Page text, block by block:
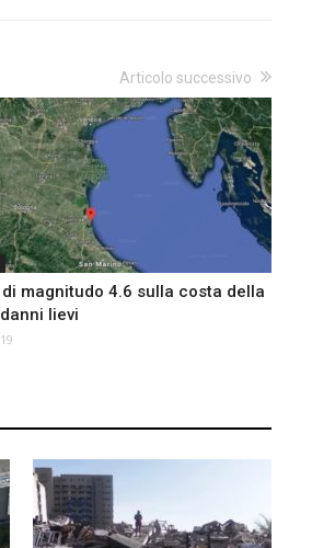
Articolo successivo
magnitudo 4.6 sulla costa della
lievi